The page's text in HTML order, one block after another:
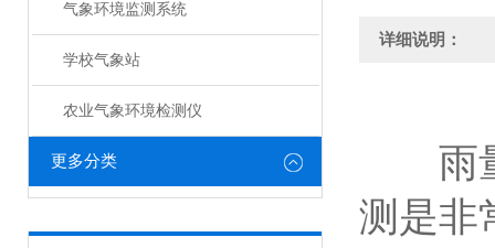
气象环境监测系统
学校气象站
农业气象环境检测仪
更多分类
详细说明：
雨量
测是非